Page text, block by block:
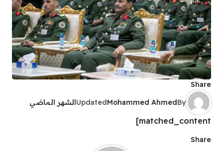
Share
By
Mohammed Ahmed
Updatedالشهر الماضي
matched_content]
Share